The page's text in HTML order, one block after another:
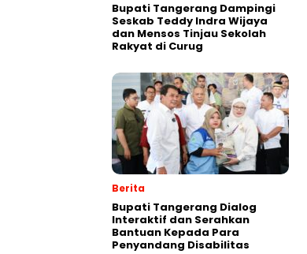
Bupati Tangerang Dampingi
Seskab Teddy Indra Wijaya
dan Mensos Tinjau Sekolah
Rakyat di Curug
Berita
Bupati Tangerang Dialog
Interaktif dan Serahkan
Bantuan Kepada Para
Penyandang Disabilitas